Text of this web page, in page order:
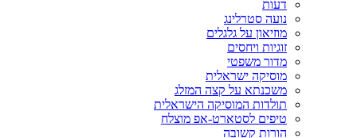
דעות
נועה סטרלינג
מוזיאון על גלגלים
זוגיות ויחסים
מדור משפטי
מוסיקה ישראלית
משכנתא על קצה המזלג
תולדות המוסיקה הישראלית
טיפים לסטארט-אפ מוצלח
הורות קשובה